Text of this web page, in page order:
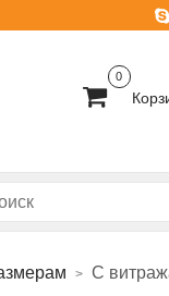
0
С